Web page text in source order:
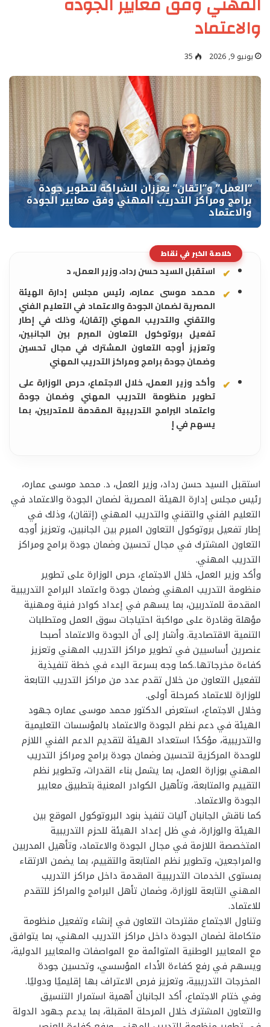
والاعتماد
يونيو 9, 2026 35
خلاصة الخبر في نقاط
استقبل السيد حسن رداد، وزير العمل، د
محمد موسى عماره، رئيس مجلس إدارة الهيئة
المصرية لضمان الجودة والاعتماد في التعليم الفني
والتقني والتدريب المهني (إتقان)، وذلك في إطار
تفعيل بروتوكول التعاون المبرم بين الجانبين،
وتعزيز أوجه التعاون المشترك في مجال تحسين
وضمان جودة برامج ومراكز التدريب المهني
وأكد وزير العمل، خلال الاجتماع، حرص الوزارة على
تطوير منظومة التدريب المهني وضمان جودة
واعتماد البرامج التدريبية المقدمة للمتدربين، بما
يسهم في إ
استقبل السيد حسن رداد، وزير العمل، د. محمد موسى عماره،
رئيس مجلس إدارة الهيئة المصرية لضمان الجودة والاعتماد في
التعليم الفني والتقني والتدريب المهني (إتقان)، وذلك في
إطار تفعيل بروتوكول التعاون المبرم بين الجانبين، وتعزيز أوجه
التعاون المشترك في مجال تحسين وضمان جودة برامج ومراكز
التدريب المهني.
وأكد وزير العمل، خلال الاجتماع، حرص الوزارة على تطوير
منظومة التدريب المهني وضمان جودة واعتماد البرامج التدريبية
المقدمة للمتدربين، بما يسهم في إعداد كوادر فنية ومهنية
مؤهلة وقادرة على مواكبة احتياجات سوق العمل ومتطلبات
التنمية الاقتصادية. وأشار إلى أن الجودة والاعتماد أصبحا
عنصرين أساسيين في تطوير مراكز التدريب المهني وتعزيز
كفاءة مخرجاتها..كما وجه بسرعة البدء في خطة تنفيذية
لتفعيل التعاون من خلال تقدم عدد من مراكز التدريب التابعة
للوزارة للاعتماد كمرحلة أولى.
وخلال الاجتماع، استعرض الدكتور محمد موسى عماره جهود
الهيئة في دعم نظم الجودة والاعتماد بالمؤسسات التعليمية
والتدريبية، مؤكدًا استعداد الهيئة لتقديم الدعم الفني اللازم
للوحدة المركزية لتحسين وضمان جودة برامج ومراكز التدريب
المهني بوزارة العمل، بما يشمل بناء القدرات، وتطوير نظم
التقييم والمتابعة، وتأهيل الكوادر المعنية بتطبيق معايير
الجودة والاعتماد.
كما ناقش الجانبان آليات تنفيذ بنود البروتوكول الموقع بين
الهيئة والوزارة، في ظل إعداد الهيئة للحزم التدريبية
المتخصصة اللازمة في مجال الجودة والاعتماد، وتأهيل المدربين
والمراجعين، وتطوير نظم المتابعة والتقييم، بما يضمن الارتقاء
بمستوى الخدمات التدريبية المقدمة داخل مراكز التدريب
المهني التابعة للوزارة، وضمان تأهل البرامج والمراكز للتقدم
للاعتماد.
وتناول الاجتماع مقترحات التعاون في إنشاء وتفعيل منظومة
متكاملة لضمان الجودة داخل مراكز التدريب المهني، بما يتوافق
مع المعايير الوطنية المتوائمة مع المواصفات والمعايير الدولية،
ويسهم في رفع كفاءة الأداء المؤسسي، وتحسين جودة
المخرجات التدريبية، وتعزيز فرص الاعتراف بها إقليميًا ودوليًا.
وفي ختام الاجتماع، أكد الجانبان أهمية استمرار التنسيق
والتعاون المشترك خلال المرحلة المقبلة، بما يدعم جهود الدولة